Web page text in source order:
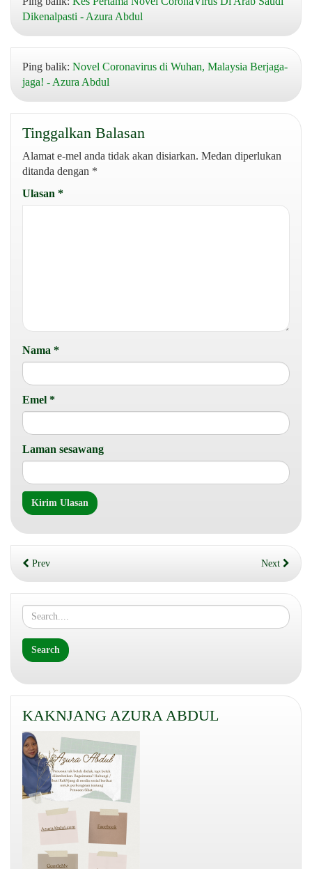
Dikenalpasti - Azura Abdul
Ping balik: Novel Coronavirus di Wuhan, Malaysia Berjaga-
jaga! - Azura Abdul
Tinggalkan Balasan
Alamat e-mel anda tidak akan disiarkan. Medan diperlukan
ditanda dengan *
Ulasan *
Nama *
Emel *
Laman sesawang
Prev Next
KAKNJANG AZURA ABDUL